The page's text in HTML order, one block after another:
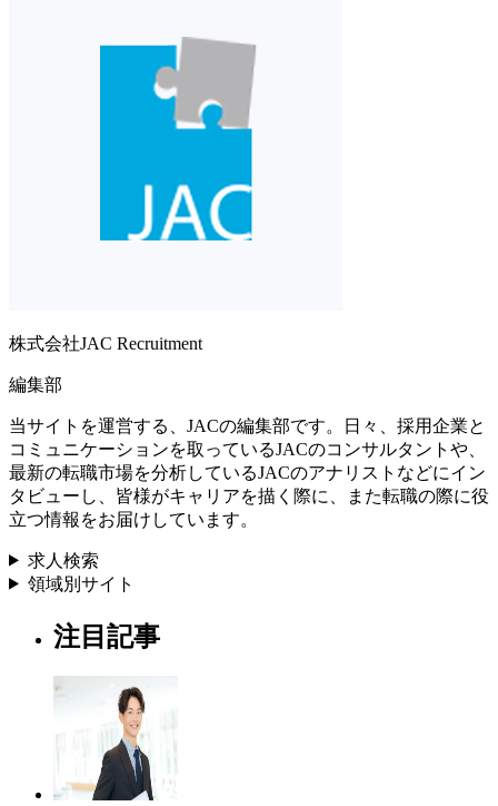
株式会社JAC Recruitment
編集部
当サイトを運営する、JACの編集部です。日々、採用企業と
コミュニケーションを取っているJACのコンサルタントや、
最新の転職市場を分析しているJACのアナリストなどにイン
タビューし、皆様がキャリアを描く際に、また転職の際に役
立つ情報をお届けしています。
求人検索
領域別サイト
注目記事